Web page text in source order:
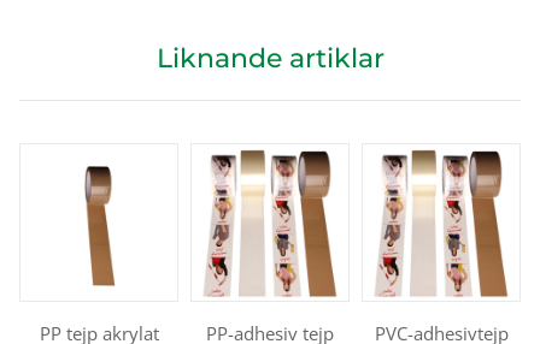
Liknande artiklar
PP tejp akrylat
PP-adhesiv tejp
PVC-adhesivtejp